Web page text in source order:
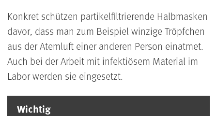
Konkret schützen partikelfiltrierende Halbmasken
davor, dass man zum Beispiel winzige Tröpfchen
aus der Atemluft einer anderen Person einatmet.
Auch bei der Arbeit mit infektiösem Material im
Labor werden sie eingesetzt.
Wichtig